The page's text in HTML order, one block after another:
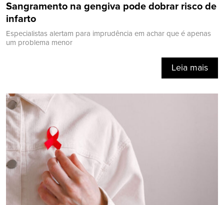
Sangramento na gengiva pode dobrar risco de
infarto
Especialistas alertam para imprudência em achar que é apenas
um problema menor
Leia mais